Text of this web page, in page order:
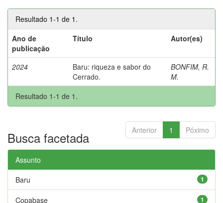
Resultado 1-1 de 1.
Ano de
publicação
Título Autor(es)
2024
Baru: riqueza e sabor do
Cerrado.
BONFIM, R.
M.
Resultado 1-1 de 1.
Anterior 1 Póximo
Busca facetada
Assunto
1
Baru
1
Copabase